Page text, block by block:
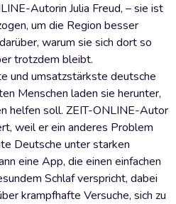
Autorin Julia Freud, – sie ist
um die Region besser
warum sie sich dort so
trotzdem bleibt.
und umsatzstärkste deutsche
Menschen laden sie herunter,
helfen soll. ZEIT-ONLINE-Autor
weil er ein anderes Problem
Deutsche unter starken
eine App, die einen einfachen
Schlaf verspricht, dabei
krampfhafte Versuche, sich zu